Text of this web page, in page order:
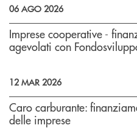
06 AGO 2026
Imprese cooperative -
agevolati con
12 MAR 2026
Caro carburante:
delle imprese